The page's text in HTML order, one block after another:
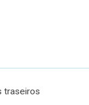
traseiros